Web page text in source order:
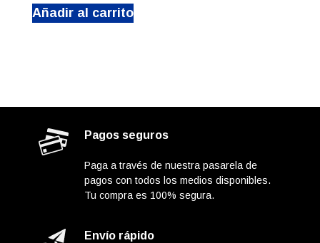
Añadir al carrito
Pagos seguros
Paga a través de nuestra pasarela de
pagos con todos los medios disponibles.
Tu compra es 100% segura.
Envío rápido